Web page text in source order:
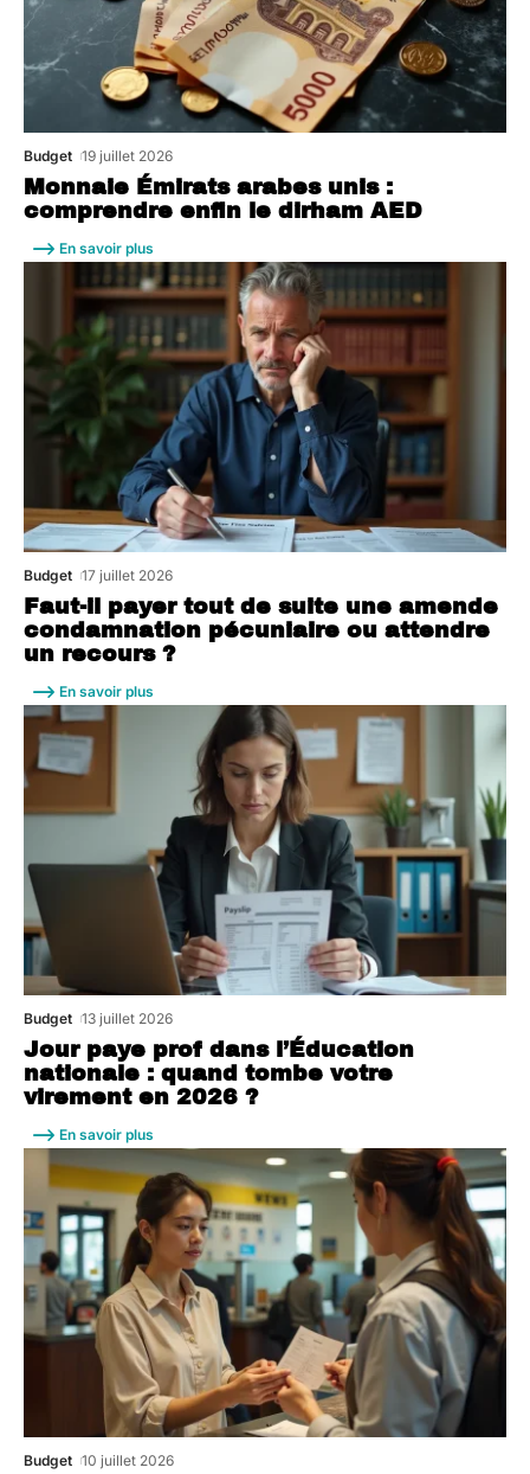
Monnaie Émirats arabes unis :
comprendre enfin le dirham AED
Budget 19 juillet 2026
En savoir plus
Faut-il payer tout de suite une amende
condamnation pécuniaire ou attendre
un recours ?
Budget 17 juillet 2026
En savoir plus
Jour paye prof dans l’Éducation
nationale : quand tombe votre
virement en 2026 ?
Budget 13 juillet 2026
En savoir plus
Budget 10 juillet 2026